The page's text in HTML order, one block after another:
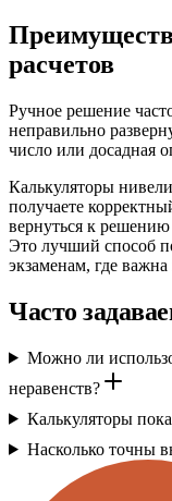
расчетов
Ручное решение
неправильно
число или досадная
Калькуляторы
получаете
вернуться к
Это лучший способ
экзаменам, где
Часто
Можно ли
неравенств?
Калькуляторы
Насколько точны